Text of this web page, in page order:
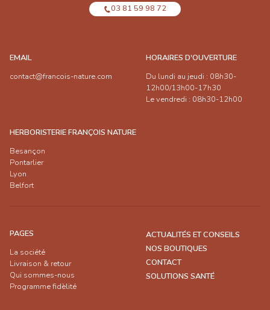
03 81 59 98 72
EMAIL
contact@francois-nature.com
HORAIRES D'OUVERTURE
Du lundi au jeudi : 08h30-
12h00/13h00-17h30
Le vendredi : 08h30-12h00
HERBORISTERIE FRANÇOIS NATURE
Besançon
Pontarlier
Lyon
Belfort
PAGES
La société
Livraison & retour
Qui sommes-nous
Programme fidèlité
ACTUALITÉS ET CONSEILS
NOS BOUTIQUES
CONTACT
SOLUTIONS SANTÉ